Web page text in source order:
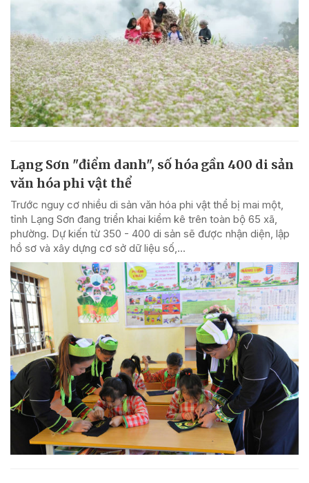
Lạng Sơn "điểm danh", số hóa gần 400 di sản
văn hóa phi vật thể
Trước nguy cơ nhiều di sản văn hóa phi vật thể bị mai một,
tỉnh Lạng Sơn đang triển khai kiểm kê trên toàn bộ 65 xã,
phường. Dự kiến từ 350 - 400 di sản sẽ được nhận diện, lập
hồ sơ và xây dựng cơ sở dữ liệu số,...